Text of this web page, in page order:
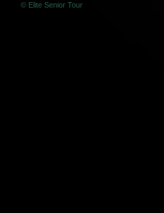
© Elite Senior Tour